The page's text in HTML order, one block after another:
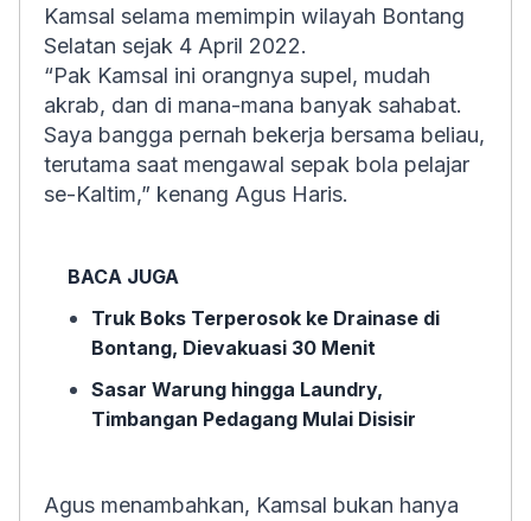
Kamsal selama memimpin wilayah Bontang
Selatan sejak 4 April 2022.
“Pak Kamsal ini orangnya supel, mudah
akrab, dan di mana-mana banyak sahabat.
Saya bangga pernah bekerja bersama beliau,
terutama saat mengawal sepak bola pelajar
se-Kaltim,” kenang Agus Haris.
BACA JUGA
Truk Boks Terperosok ke Drainase di
Bontang, Dievakuasi 30 Menit
Sasar Warung hingga Laundry,
Timbangan Pedagang Mulai Disisir
Agus menambahkan, Kamsal bukan hanya